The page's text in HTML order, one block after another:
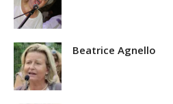
Beatrice Agnello